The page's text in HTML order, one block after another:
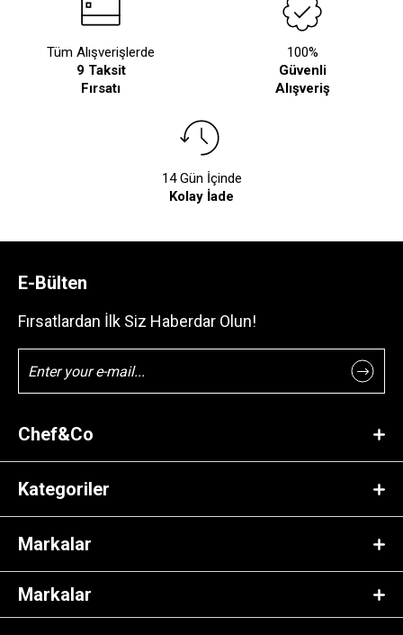
Tüm Alışverişlerde
9 Taksit
Fırsatı
100%
Güvenli
Alışveriş
14 Gün İçinde
Kolay İade
E-Bülten
Fırsatlardan İlk Siz Haberdar Olun!
Chef&Co
Kategoriler
Markalar
Markalar